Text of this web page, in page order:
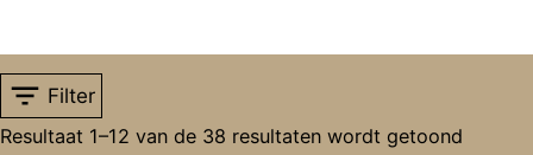
Filter
Resultaat 1–12 van de 38 resultaten wordt getoond